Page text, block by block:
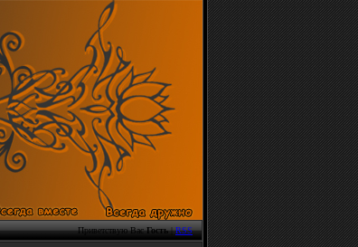
Приветствую Вас Гость|RSS